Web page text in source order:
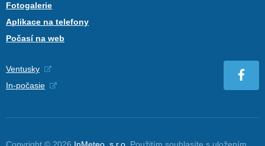
Fotogalerie
Aplikace na telefony
Počasí na web
Ventusky
In-počasie
Copyright © 2026 InMeteo, s.r.o. Použitím souhlasíte s uložením